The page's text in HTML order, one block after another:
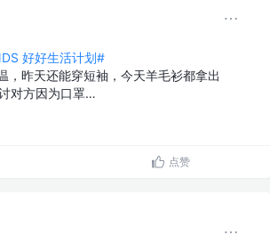
好好生活计划#
，昨天还能穿短袖，今天羊毛衫都拿出
对方因为口罩…
点赞